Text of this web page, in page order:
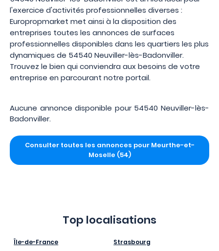
l'exercice d'activités professionnelles diverses :
Europropmarket met ainsi à la disposition des
entreprises toutes les annonces de surfaces
professionnelles disponibles dans les quartiers les plus
dynamiques de 54540 Neuviller-lès-Badonviller.
Trouvez le bien qui conviendra aux besoins de votre
entreprise en parcourant notre portail.
Aucune annonce disponible pour 54540 Neuviller-lès-
Badonviller.
Consulter toutes les annonces pour Meurthe-et-
Moselle (54)
Top localisations
Île-de-France
Strasbourg